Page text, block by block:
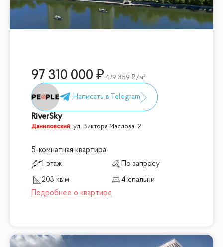
97 310 000 479 359 /м²
RiverSky
Даниловский,ул. Виктора Маслова, 2
5-комнатная квартира
1 этаж
По запросу
203 кв.м
4 спальни